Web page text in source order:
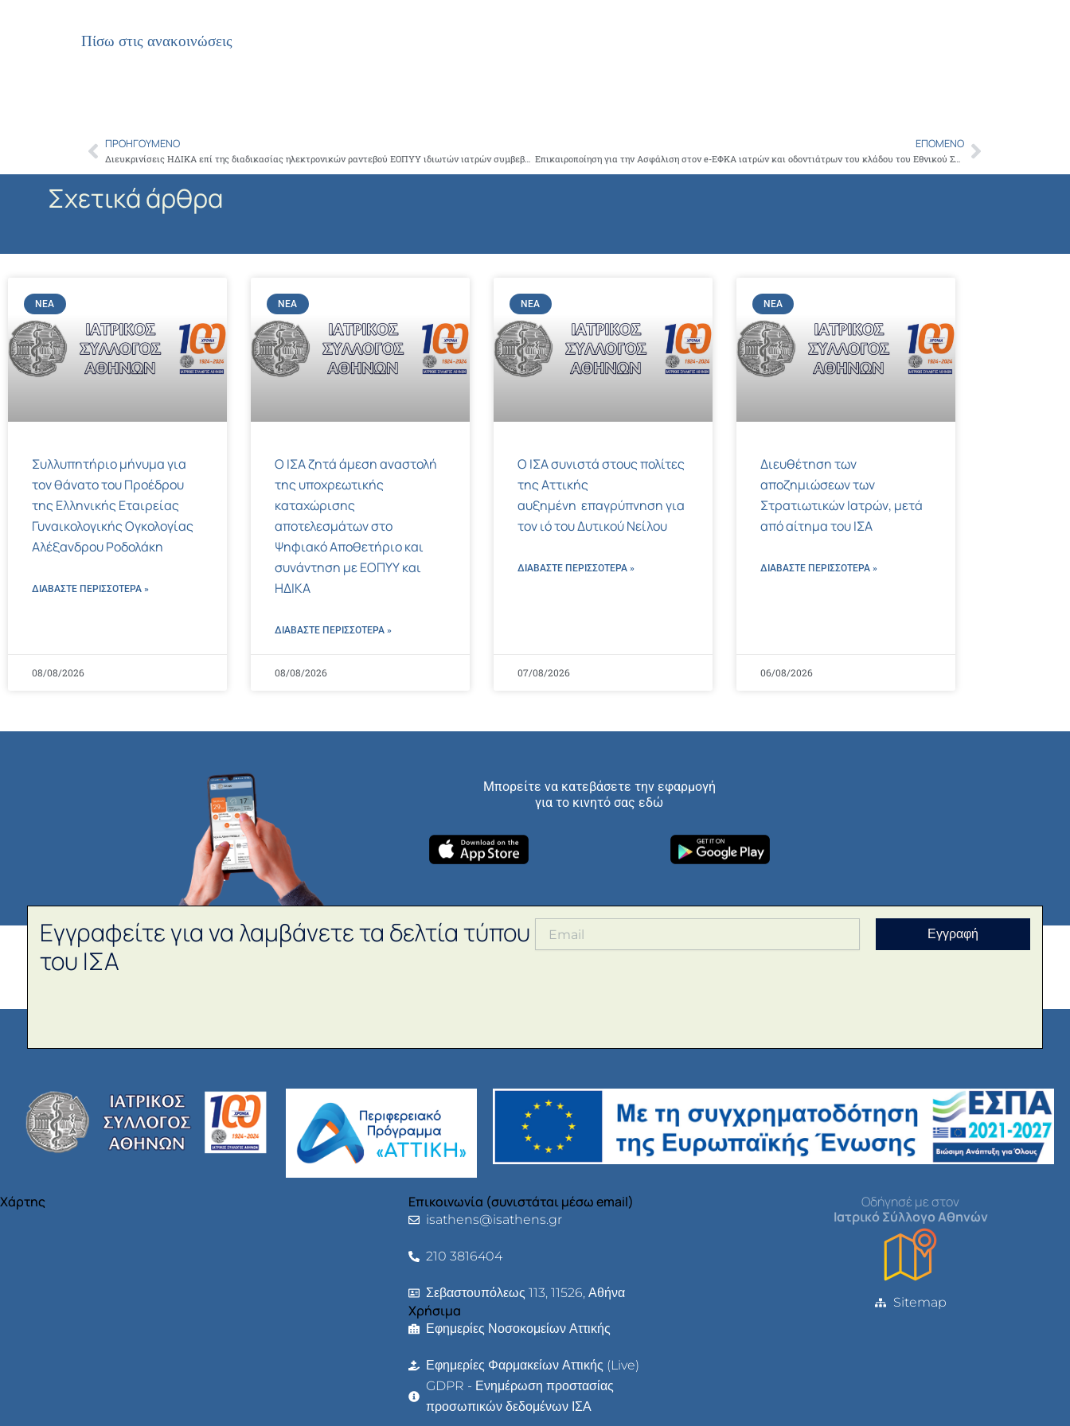
Πίσω στις ανακοινώσεις
Prev
ΠΡΟΗΓΟΎΜΕΝΟ
Διευκρινίσεις ΗΔΙΚΑ επί της διαδικασίας ηλεκτρονικών ραντεβού ΕΟΠΥΥ ιδιωτών ιατρών συμβεβλημένων με τον ΕΟΠΥΥ (πλην προσωπικών)
ΕΠΌΜΕΝΟ
Επικαιροποίηση για την Ασφάλιση στον e-ΕΦΚΑ ιατρών και οδοντιάτρων του κλάδου του Εθνικού Συστήματος Υγείας (Ε.Σ.Υ.) που ασκούν ιδιωτικό έργο Next
Σχετικά άρθρα
ΝΈΑ
Συλλυπητήριο μήνυμα για
τον θάνατο του Προέδρου
της Ελληνικής Εταιρείας
Γυναικολογικής Ογκολογίας
Αλέξανδρου Ροδολάκη
ΔΙΑΒΑΣΤΕ ΠΕΡΙΣΣΌΤΕΡΑ »
08/08/2026
ΝΈΑ
Ο ΙΣΑ ζητά άμεση αναστολή
της υποχρεωτικής
καταχώρισης
αποτελεσμάτων στο
Ψηφιακό Αποθετήριο και
συνάντηση με ΕΟΠΥΥ και
ΗΔΙΚΑ
ΔΙΑΒΑΣΤΕ ΠΕΡΙΣΣΌΤΕΡΑ »
08/08/2026
ΝΈΑ
Ο ΙΣΑ συνιστά στους πολίτες
της Αττικής
αυξημένη επαγρύπνηση για
τον ιό του Δυτικού Νείλου
ΔΙΑΒΑΣΤΕ ΠΕΡΙΣΣΌΤΕΡΑ »
07/08/2026
ΝΈΑ
Διευθέτηση των
αποζημιώσεων των
Στρατιωτικών Ιατρών, μετά
από αίτημα του ΙΣΑ
ΔΙΑΒΑΣΤΕ ΠΕΡΙΣΣΌΤΕΡΑ »
06/08/2026
Μπορείτε να κατεβάσετε την εφαρμογή
για το κινητό σας εδώ
Εγγραφείτε για να λαμβάνετε τα δελτία τύπου
του ΙΣΑ
Εγγραφή
Χάρτης Επικοινωνία (συνιστάται μέσω email)
isathens@isathens.gr
210 3816404
Σεβαστουπόλεως 113, 11526, Αθήνα
Χρήσιμα
Εφημερίες Νοσοκομείων Αττικής
Εφημερίες Φαρμακείων Αττικής (Live)
GDPR - Ενημέρωση προστασίας
προσωπικών δεδομένων ΙΣΑ
Οδήγησέ με στον
Ιατρικό Σύλλογο Αθηνών
Sitemap